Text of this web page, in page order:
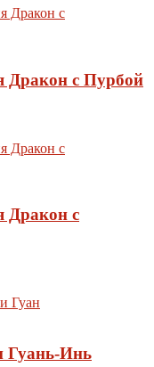
Дракон с Пурбой
Дракон с
Гуань-Инь